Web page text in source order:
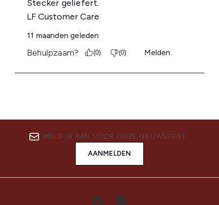
MELD JE AAN VOOR ONZE NIEUWSBRIEF
AANMELDEN